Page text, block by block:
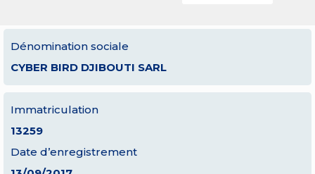
Dénomination sociale
CYBER BIRD DJIBOUTI SARL
Immatriculation
13259
Date d’enregistrement